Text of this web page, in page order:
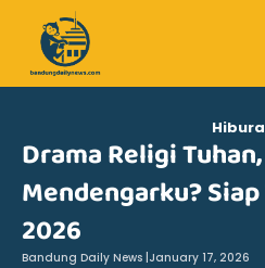
content
Drama Religi
Mendengarku?
2026
Bandung Daily News | January 17, 2026